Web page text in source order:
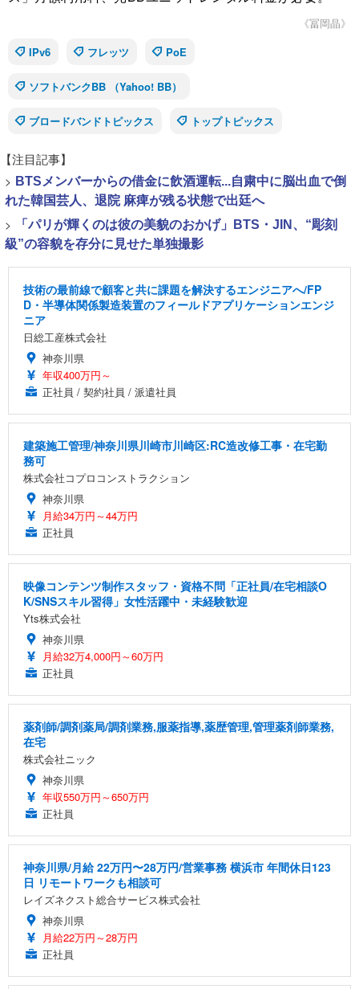
《冨岡晶》
IPv6
フレッツ PoE
ソフトバンクBB （Yahoo! BB）
ブロードバンドトピックス トップトピックス
【注目記事】
> BTSメンバーからの借金に飲酒運転...自粛中に脳出血で倒
れた韓国芸人、退院 麻痺が残る状態で出廷へ
>
「パリが輝くのは彼の美貌のおかげ」BTS・JIN、“彫刻
級”の容貌を存分に見せた単独撮影
技術の最前線で顧客と共に課題を解決するエンジニアへ/FP
D・半導体関係製造装置のフィールドアプリケーションエンジ
ニア
日総工産株式会社
神奈川県
年収400万円～
正社員 / 契約社員 / 派遣社員
建築施工管理/神奈川県川崎市川崎区:RC造改修工事・在宅勤
務可
株式会社コプロコンストラクション
神奈川県
月給34万円～44万円
正社員
映像コンテンツ制作スタッフ・資格不問「正社員/在宅相談O
K/SNSスキル習得」女性活躍中・未経験歓迎
Yts株式会社
神奈川県
月給32万4,000円～60万円
正社員
薬剤師/調剤薬局/調剤業務,服薬指導,薬歴管理,管理薬剤師業務,
在宅
株式会社ニック
神奈川県
年収550万円～650万円
正社員
神奈川県/月給 22万円〜28万円/営業事務 横浜市 年間休日123
日 リモートワークも相談可
レイズネクスト総合サービス株式会社
神奈川県
月給22万円～28万円
正社員